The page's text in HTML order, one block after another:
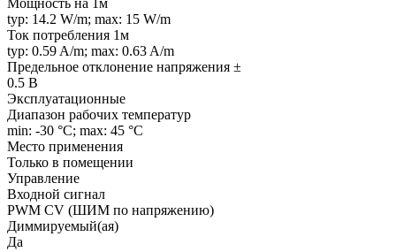
typ: 14.2 W/m; max: 15 W/m
Ток потребления 1м
typ: 0.59 A/m; max: 0.63 A/m
Предельное отклонение напряжения ±
0.5 В
Эксплуатационные
Диапазон рабочих температур
min: -30 °C; max: 45 °C
Место применения
Только в помещении
Управление
Входной сигнал
PWM СV (ШИМ по напряжению)
Диммируемый(ая)
Да